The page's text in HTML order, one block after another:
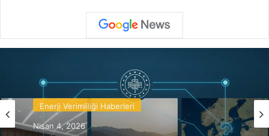
Enerji Verimliliği Haberleri
Nisan 4, 2026